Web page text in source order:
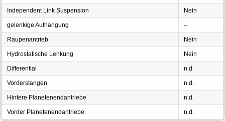
Independent Link Suspension Nein
gelenkige Aufhängung –
Raupenantrieb Nein
Hydrostatische Lenkung Nein
Differential n.d.
Vorderstangen n.d.
Hintere Planetenendantriebe n.d.
Vorder Planetenendantriebe n.d.